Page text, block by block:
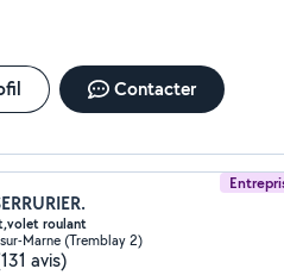
Contacter
roulant
Marne (Tremblay 2)
avis)